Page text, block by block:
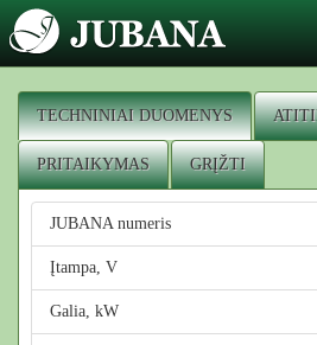
TECHNINIAI DUOMENYS
PRITAIKYMAS GRĮŽTI
JUBANA numeris
Įtampa, V
Galia, kW